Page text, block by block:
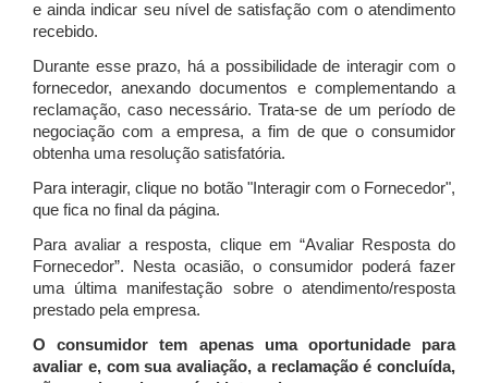
e ainda indicar seu nível de satisfação com o atendimento
recebido.
Durante esse prazo, há a possibilidade de interagir com o
fornecedor, anexando documentos e complementando a
reclamação, caso necessário.Trata-se de um período de
negociação com a empresa, a fim de que o consumidor
obtenha uma resolução satisfatória.
Para interagir, clique no botão "Interagir com o Fornecedor",
que fica no final da página.
Para avaliar a resposta, clique em “Avaliar Resposta do
Fornecedor”. Nesta ocasião, o consumidor poderá fazer
uma última manifestação sobre o atendimento/resposta
prestado pela empresa.
O consumidor tem apenas uma oportunidade para
avaliar e, com sua avaliação, a reclamação é concluída,